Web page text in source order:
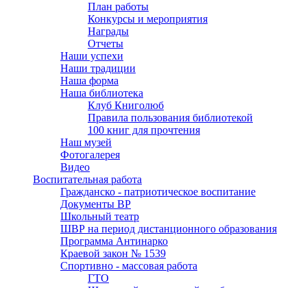
План работы
Конкурсы и мероприятия
Награды
Отчеты
Наши успехи
Наши традиции
Наша форма
Наша библиотека
Клуб Книголюб
Правила пользования библиотекой
100 книг для прочтения
Наш музей
Фотогалерея
Видео
Воспитательная работа
Гражданско - патриотическое воспитание
Документы ВР
Школьный театр
ШВР на период дистанционного образования
Программа Антинарко
Краевой закон № 1539
Спортивно - массовая работа
ГТО